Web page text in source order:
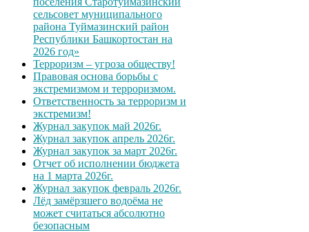
сельсовет муниципального
района Туймазинский район
Республики Башкортостан на
2026 год»
Терроризм – угроза обществу!
Правовая основа борьбы с
экстремизмом и терроризмом.
Ответственность за терроризм и
экстремизм!
Журнал закупок май 2026г.
Журнал закупок апрель 2026г.
Журнал закупок за март 2026г.
Отчет об исполнении бюджета
на 1 марта 2026г.
Журнал закупок февраль 2026г.
Лёд замёрзшего водоёма не
может считаться абсолютно
безопасным